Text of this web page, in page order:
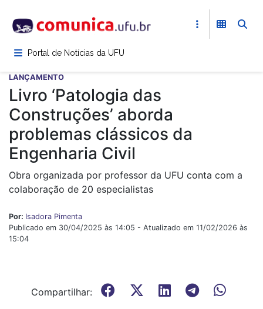
para
conteúdoPortal de Notícias da UFU
LANÇAMENTO
Livro ‘Patologia das
Construções’ aborda
problemas clássicos da
Engenharia Civil
Obra organizada por professor da UFU conta com a
colaboração de 20 especialistas
Por: Isadora Pimenta
Publicado em 30/04/2025 às 14:05 - Atualizado em 11/02/2026 às
15:04
Compartilhar: